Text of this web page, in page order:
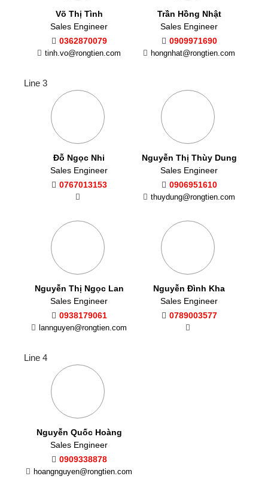
Võ Thị Tình
Sales Engineer
0362870079
tinh.vo@rongtien.com
Trần Hồng Nhật
Sales Engineer
0909971690
hongnhat@rongtien.com
Line 3
Đỗ Ngọc Nhi
Sales Engineer
0767013153
Nguyễn Thị Thùy Dung
Sales Engineer
0906951610
thuydung@rongtien.com
Nguyễn Thị Ngọc Lan
Sales Engineer
0938179061
lannguyen@rongtien.com
Nguyễn Đình Kha
Sales Engineer
0789003577
Line 4
Nguyễn Quốc Hoàng
Sales Engineer
0909338878
hoangnguyen@rongtien.com